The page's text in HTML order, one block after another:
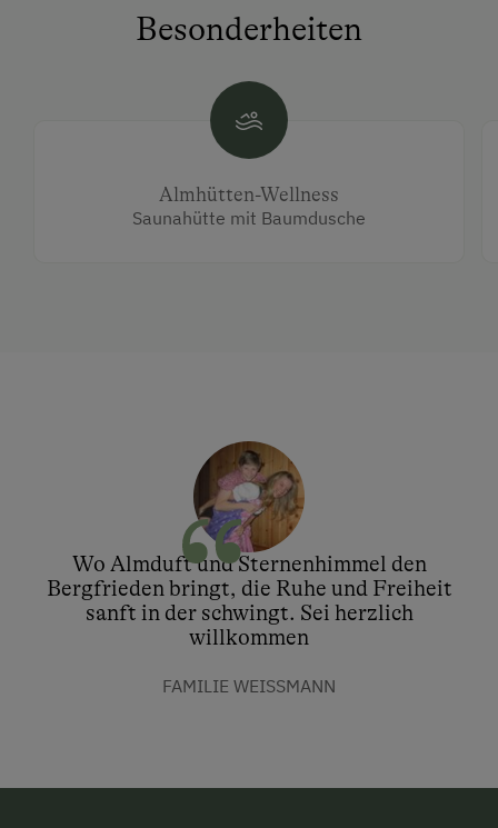
Besonderheiten
Almhütten-Wellness
Saunahütte mit Baumdusche
Wo Almduft und Sternenhimmel den
Bergfrieden bringt, die Ruhe und Freiheit
sanft in der schwingt. Sei herzlich
willkommen
FAMILIE WEISSMANN